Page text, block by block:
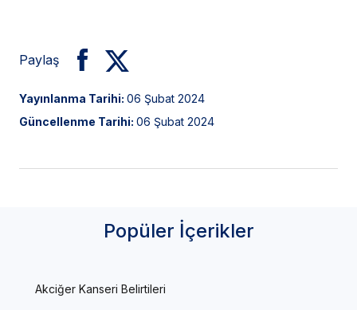
Paylaş
Yayınlanma Tarihi: 06 Şubat 2024
Güncellenme Tarihi: 06 Şubat 2024
Popüler İçerikler
Akciğer Kanseri Belirtileri